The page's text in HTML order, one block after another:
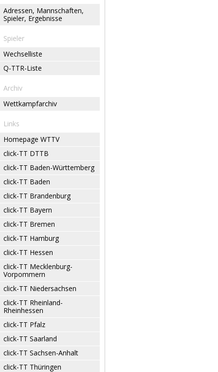
Adressen, Mannschaften,
Spieler, Ergebnisse
Spieler
Wechselliste
Q-TTR-Liste
Archiv
Wettkampfarchiv
Links
Homepage WTTV
click-TT DTTB
click-TT Baden-Württemberg
click-TT Baden
click-TT Brandenburg
click-TT Bayern
click-TT Bremen
click-TT Hamburg
click-TT Hessen
click-TT Mecklenburg-
Vorpommern
click-TT Niedersachsen
click-TT Rheinland-
Rheinhessen
click-TT Pfalz
click-TT Saarland
click-TT Sachsen-Anhalt
click-TT Thüringen